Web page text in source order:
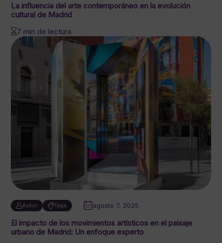
La influencia del arte contemporáneo en la evolución
cultural de Madrid
7 min de lectura
Autor Tags agosto 7, 2025
El impacto de los movimientos artísticos en el paisaje
urbano de Madrid: Un enfoque experto